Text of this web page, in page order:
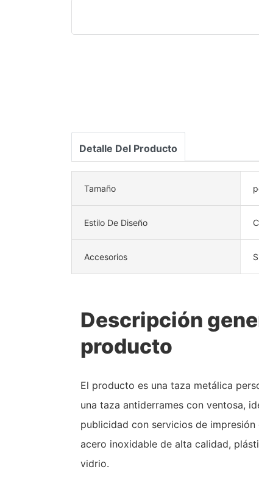
Detalle Del Producto
Tamaño
Estilo De Diseño
Accesorios
Descripción
producto
El producto es una taza metálica
una taza antiderrames con ventosa,
publicidad con servicios de
acero inoxidable de alta calidad,
vidrio.